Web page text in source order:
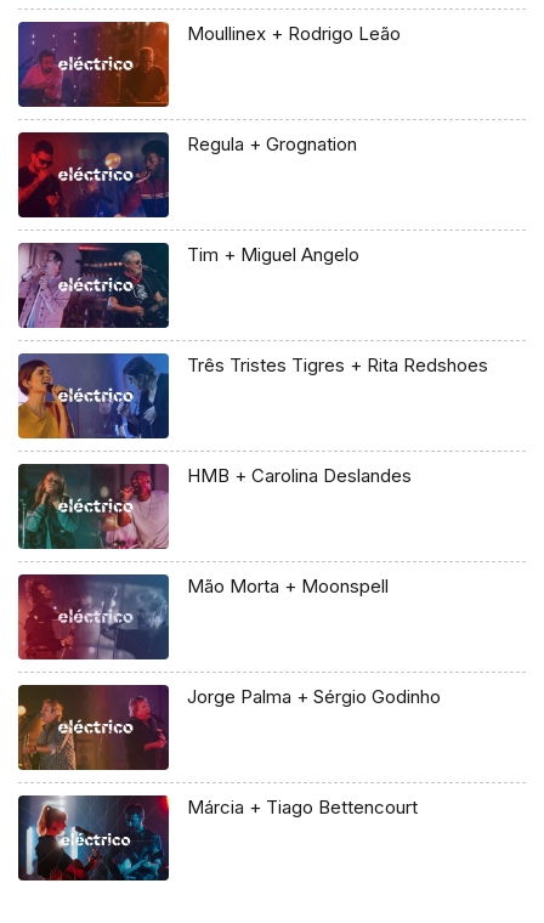
Moullinex + Rodrigo Leão
Regula + Grognation
Tim + Miguel Angelo
Três Tristes Tigres + Rita Redshoes
HMB + Carolina Deslandes
Mão Morta + Moonspell
Jorge Palma + Sérgio Godinho
Márcia + Tiago Bettencourt